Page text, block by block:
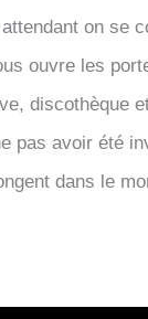
on se
ouvre les
discothèque
pas avoir été
dans le